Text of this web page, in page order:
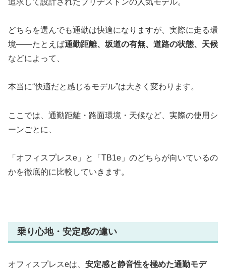
追求して設計されたブリヂストンの人気モデル。
どちらを選んでも通勤は快適になりますが、実際に走る環
境――たとえば通勤距離、坂道の有無、道路の状態、天候
などによって、
本当に“快適だと感じるモデル”は大きく変わります。
ここでは、通勤距離・路面環境・天候など、実際の使用シ
ーンごとに、
「オフィスプレスe」と「TB1e」のどちらが向いているの
かを徹底的に比較していきます。
乗り心地・安定感の違い
オフィスプレスeは、 安定感と静音性を極めた通勤モデ